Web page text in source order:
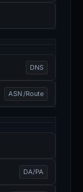
DNS
ASN /Route
DA/PA